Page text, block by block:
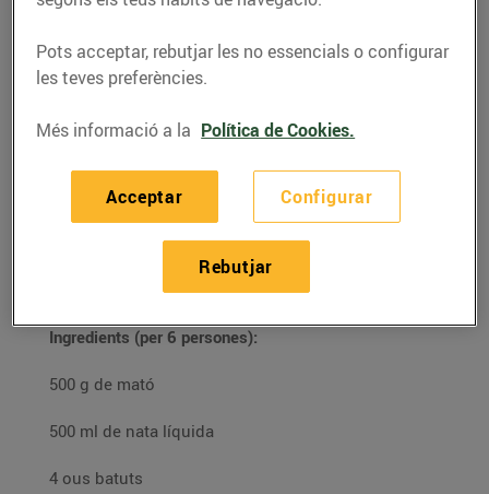
RECEPTES
Flam de mató
Ingredients (per 6 persones):
500 g de mató
500 ml de nata líquida
4 ous batuts
Pots acceptar, rebutjar les no essencials o configurar
les teves preferències.
Més informació a la Política de Cookies.
Configurar
Rebutjar
Acceptar